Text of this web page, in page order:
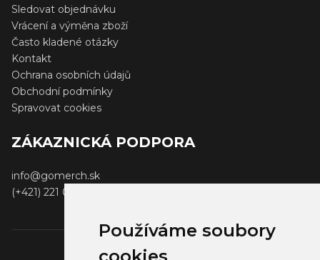
Používáme soubory
Sledovat objednávku
Vrácení a výměna zboží
Často kladené otázky
Kontakt
Ochrana osobních údajů
Obchodní podmínky
Spravovat cookies
ZÁKAZNICKÁ PODPORA
info@gomerch.sk
(+421) 221 001 000